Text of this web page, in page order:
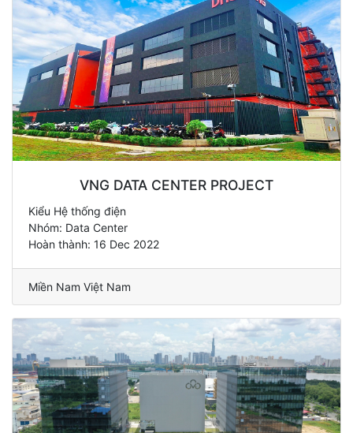
VNG DATA CENTER PROJECT
Kiểu Hệ thống điện
Nhóm: Data Center
Hoàn thành: 16 Dec 2022
Miền Nam Việt Nam